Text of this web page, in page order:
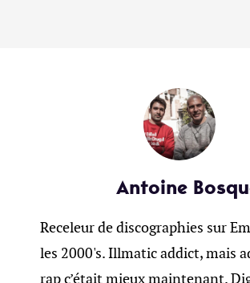
Antoine
Receleur de discographies sur
les 2000's. Illmatic addict, mais
rap c’était mieux maintenant.